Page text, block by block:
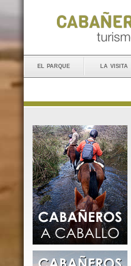
el parque la visita